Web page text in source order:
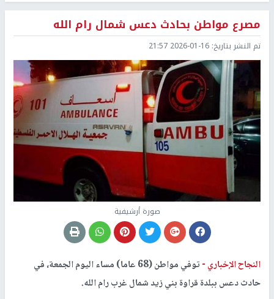
مصرع مواطن بحادث دعس شمال رام الله
تم النشر بتاريخ: 2026-01-16 21:57
صورة أرشيفية
النجاح الإخباري -
توفي مواطن (68 عاما) مساء اليوم الجمعة، في
حادث دعس ببلدة قراوة بني زيد شمال غرب رام الله.